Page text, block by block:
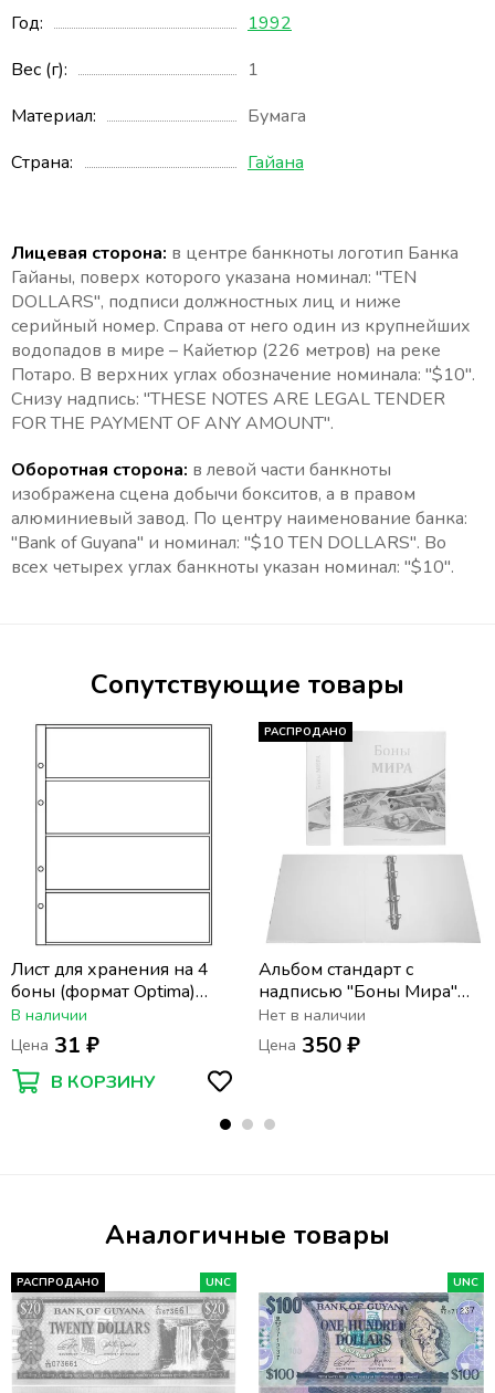
Год
1992
Вес (г)
1
Материал
Бумага
Страна
Гайана
Лицевая сторона: в центре банкноты логотип Банка
Гайаны, поверх которого указана номинал: "TEN
DOLLARS", подписи должностных лиц и ниже
серийный номер. Справа от него один из крупнейших
водопадов в мире – Кайетюр (226 метров) на реке
Потаро. В верхних углах обозначение номинала: "$10".
Снизу надпись: "THESE NOTES ARE LEGAL TENDER
FOR THE PAYMENT OF ANY AMOUNT".
Оборотная сторона: в левой части банкноты
изображена сцена добычи бокситов, а в правом
алюминиевый завод. По центру наименование банка:
"Bank of Guyana" и номинал: "$10 TEN DOLLARS". Во
всех четырех углах банкноты указан номинал: "$10".
Сопутствующие товары
Лист для хранения на 4
боны (формат Optima)
(200х250 мм)
В наличии
Цена 31 ₽
В КОРЗИНУ
РАСПРОДАНО
Альбом стандарт с
надписью "Боны Мира"
формат Optima
Нет в наличии
Цена 350 ₽
Аналогичные товары
РАСПРОДАНО UNC UNC